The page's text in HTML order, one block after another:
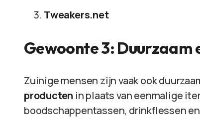
Tweakers.net
Gewoonte 3:
Zuinige mensen zijn vaak ook
producten in plaats van eenmalige
boodschappentassen, drinkflessen